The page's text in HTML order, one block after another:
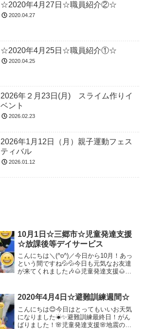
☆2020年4月27日☆職員紹介②☆
2020.04.27
☆2020年4月25日☆職員紹介①☆
2020.04.25
2026年２月23日(月) スライム作りイ
ベント
2026.02.23
2026年1月12日（月）親子運動フェス
ティバル
2026.01.12
10月1日☆三郷市☆児童発達支援
☆放課後等デイサービス
こんにちは＼(^o^)／今日から10月！あっ
という間ですね💦💦今日も元気なお友達
が来てくれました🎶🌰児童発達支援🌰☆
みんなとっても集中しています！☆準備
体操☆トランポリ...
2020年4月4日☆避難訓練週間☆
こんにちは😊今日はとってもいいお天気
になりました☀✨避難訓練最終日！がん
ばりました！🌸児童発達支援🌸地震のお